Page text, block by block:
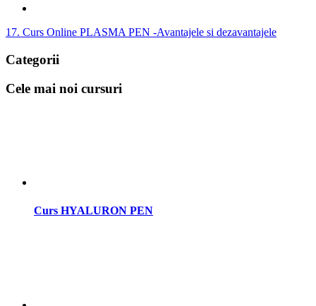
17. Curs Online PLASMA PEN -Avantajele si dezavantajele
Categorii
Cele mai noi cursuri
Curs HYALURON PEN